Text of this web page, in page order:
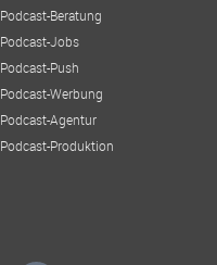
Podcast-Beratung
Podcast-Jobs
Podcast-Push
Podcast-Werbung
Podcast-Agentur
Podcast-Produktion